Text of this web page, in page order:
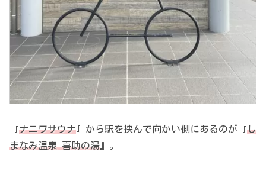
『ナニワサウナ』から駅を挟んで向かい側にあるのが『し
まなみ温泉 喜助の湯』。